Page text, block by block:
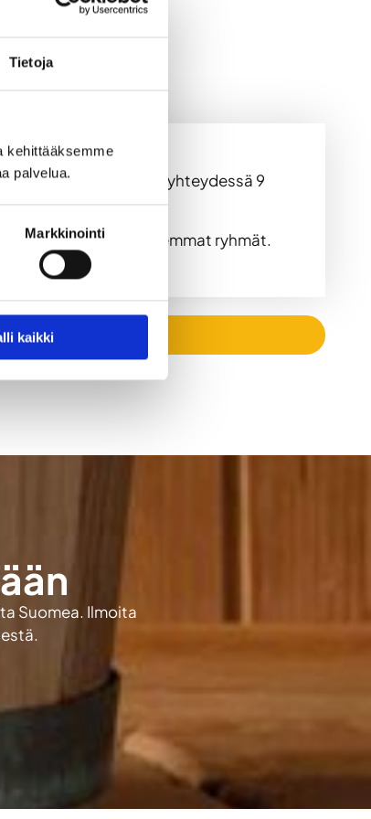
Tietoja
kehittääksemme
palvelua.
Markkinointi
kaikki
Saunan yhteydessä 9
tätäkin suuremmat ryhmät.
Suomea. Ilmoita